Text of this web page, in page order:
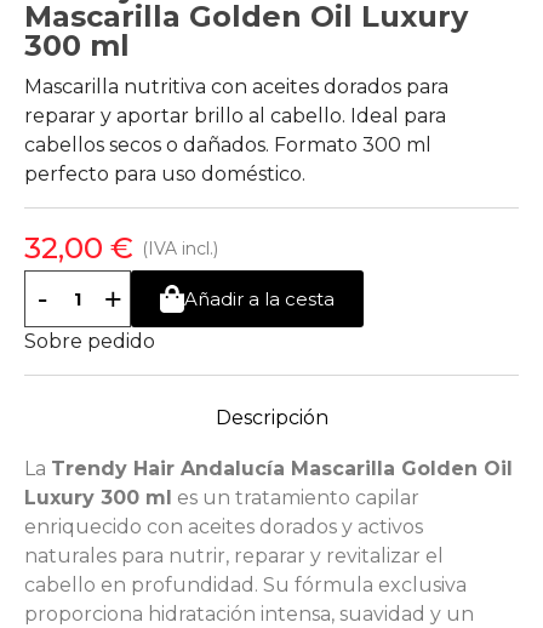
Mascarilla Golden Oil Luxury
300 ml
Mascarilla nutritiva con aceites dorados para
reparar y aportar brillo al cabello. Ideal para
cabellos secos o dañados. Formato 300 ml
perfecto para uso doméstico.
32,00 € (IVA incl.)
- +
Añadir a la cesta
Sobre pedido
Descripción
La Trendy Hair Andalucía Mascarilla Golden Oil
Luxury 300 ml es un tratamiento capilar
enriquecido con aceites dorados y activos
naturales para nutrir, reparar y revitalizar el
cabello en profundidad. Su fórmula exclusiva
proporciona hidratación intensa, suavidad y un